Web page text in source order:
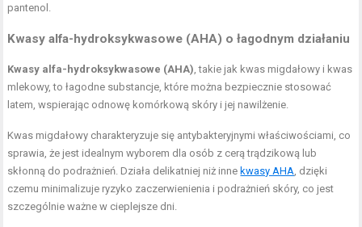
pantenol.
Kwasy alfa-hydroksykwasowe (AHA) o łagodnym działaniu
Kwasy alfa-hydroksykwasowe (AHA) , takie jak kwas migdałowy i kwas
mlekowy, to łagodne substancje, które można bezpiecznie stosować
latem, wspierając odnowę komórkową skóry i jej nawilżenie.
Kwas migdałowy charakteryzuje się antybakteryjnymi właściwościami, co
sprawia, że jest idealnym wyborem dla osób z cerą trądzikową lub
skłonną do podrażnień. Działa delikatniej niż inne kwasy AHA , dzięki
czemu minimalizuje ryzyko zaczerwienienia i podrażnień skóry, co jest
szczególnie ważne w cieplejsze dni.